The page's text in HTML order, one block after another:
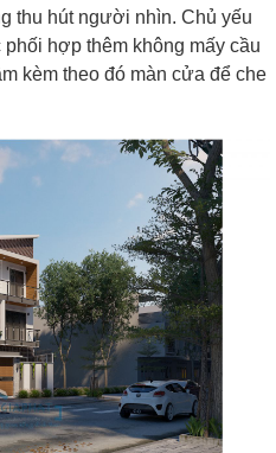
thu hút người nhìn. Chủ yếu
hợp thêm không mấy cầu
kèm theo đó màn cửa để che